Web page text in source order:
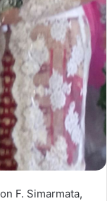
F. Simarmata,